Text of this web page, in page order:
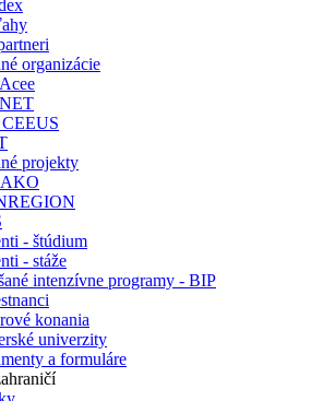
organizácie
projekty
- štúdium
- stáže
intenzívne programy - BIP
konania
univerzity
a formuláre